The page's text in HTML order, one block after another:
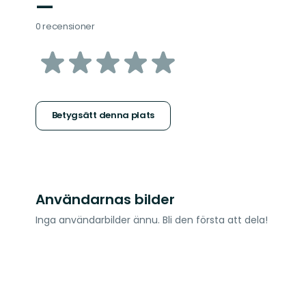
—
0 recensioner
av
stjärnor
Betygsätt denna plats
Användarnas bilder
Inga användarbilder ännu. Bli den första att dela!